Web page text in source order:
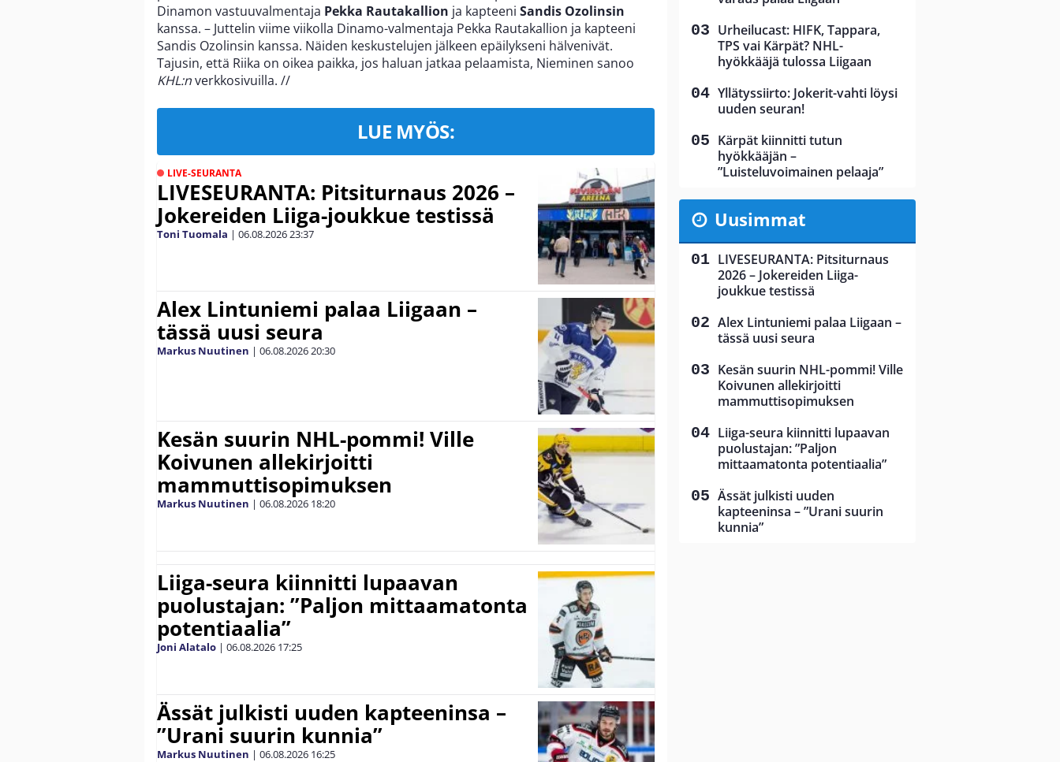
Dinamon vastuuvalmentaja Pekka Rautakallion ja kapteeni Sandis Ozolinsin
kanssa. – Juttelin viime viikolla Dinamo-valmentaja Pekka Rautakallion ja kapteeni
Sandis Ozolinsin kanssa. Näiden keskustelujen jälkeen epäilykseni hälvenivät.
Tajusin, että Riika on oikea paikka, jos haluan jatkaa pelaamista, Nieminen sanoo
KHL:nverkkosivuilla. //
LUE MYÖS:
LIVE-SEURANTA
LIVESEURANTA: Pitsiturnaus 2026 –
Jokereiden Liiga-joukkue testissä
Toni Tuomala | 06.08.202623:37
Alex Lintuniemi palaa Liigaan –
tässä uusi seura
Markus Nuutinen | 06.08.202620:30
Kesän suurin NHL-pommi! Ville
Koivunen allekirjoitti
mammuttisopimuksen
Markus Nuutinen | 06.08.2026 18:20
Liiga-seura kiinnitti lupaavan
puolustajan: ”Paljon mittaamatonta
potentiaalia”
Joni Alatalo | 06.08.2026 17:25
Ässät julkisti uuden kapteeninsa –
”Urani suurin kunnia”
Markus Nuutinen | 06.08.2026 16:25
Urheilucast: HIFK, Tappara,
TPS vai Kärpät? NHL-
hyökkääjä tulossa Liigaan
Yllätyssiirto: Jokerit-vahti löysi
uuden seuran!
Kärpät kiinnitti tutun
hyökkääjän –
”Luisteluvoimainen pelaaja”
Uusimmat
LIVESEURANTA: Pitsiturnaus
2026 – Jokereiden Liiga-
joukkue testissä
Alex Lintuniemi palaa Liigaan –
tässä uusi seura
Kesän suurin NHL-pommi! Ville
Koivunen allekirjoitti
mammuttisopimuksen
Liiga-seura kiinnitti lupaavan
puolustajan: ”Paljon
mittaamatonta potentiaalia”
Ässät julkisti uuden
kapteeninsa – ”Urani suurin
kunnia”